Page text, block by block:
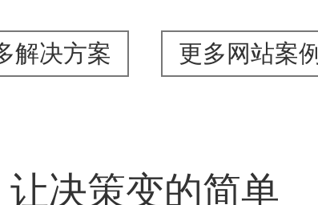
解决方案 更多网站案例
让决策变的简单